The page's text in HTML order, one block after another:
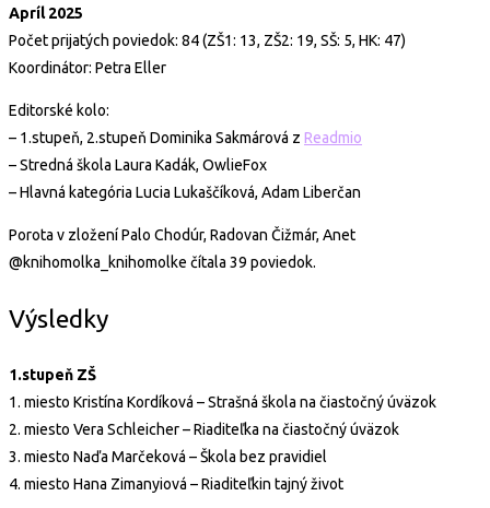
Apríl 2025
Počet prijatých poviedok: 84 (ZŠ1: 13, ZŠ2: 19, SŠ: 5, HK: 47)
Koordinátor: Petra Eller
Editorské kolo:
– 1.stupeň, 2.stupeň Dominika Sakmárová z Readmio
– Stredná škola Laura Kadák, OwlieFox
– Hlavná kategória Lucia Lukaščíková, Adam Liberčan
Porota v zložení Palo Chodúr, Radovan Čižmár, Anet
@knihomolka_knihomolke čítala 39 poviedok.
Výsledky
1.stupeň ZŠ
1. miesto Kristína Kordíková – Strašná škola na čiastočný úväzok
2. miesto Vera Schleicher – Riaditeľka na čiastočný úväzok
3. miesto Naďa Marčeková – Škola bez pravidiel
4. miesto Hana Zimanyiová – Riaditeľkin tajný život